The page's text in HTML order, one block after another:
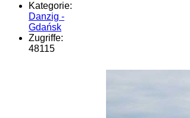
Kategorie:
Danzig -
Gdańsk
Zugriffe:
48115